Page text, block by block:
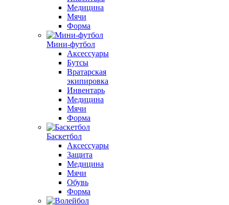
Медицина
Мячи
Форма
Мини-футбол
Аксессуары
Бутсы
Вратарская
экипировка
Инвентарь
Медицина
Мячи
Форма
Баскетбол
Аксессуары
Защита
Медицина
Мячи
Обувь
Форма